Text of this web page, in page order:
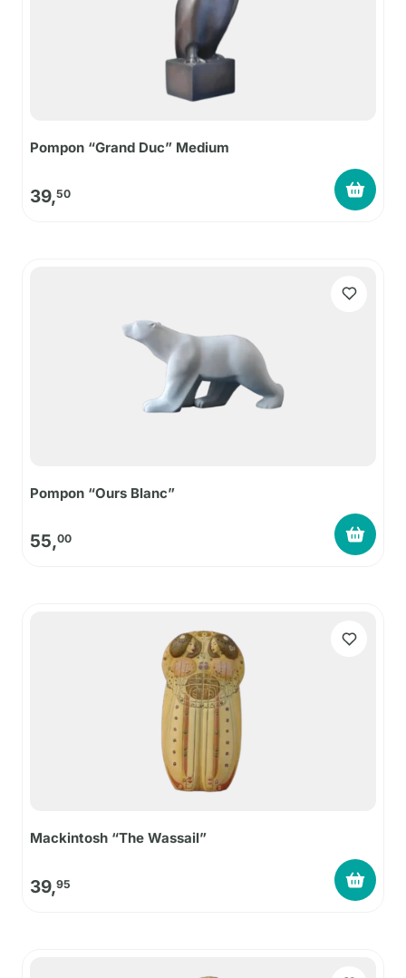
Pompon “Grand Duc” Medium
39,50
Pompon “Ours Blanc”
55,00
Mackintosh “The Wassail”
39,95